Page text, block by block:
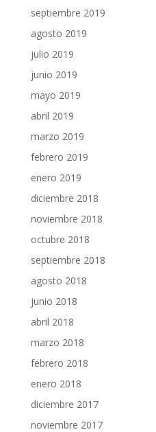
septiembre 2019
agosto 2019
julio 2019
junio 2019
mayo 2019
abril 2019
marzo 2019
febrero 2019
enero 2019
diciembre 2018
noviembre 2018
octubre 2018
septiembre 2018
agosto 2018
junio 2018
abril 2018
marzo 2018
febrero 2018
enero 2018
diciembre 2017
noviembre 2017